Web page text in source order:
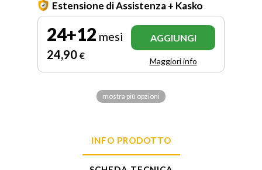
Estensione di Assistenza + Kasko
24+12 mesi
24,90 €
AGGIUNGI
Maggiori info
mostra più opzioni
INFO PRODOTTO